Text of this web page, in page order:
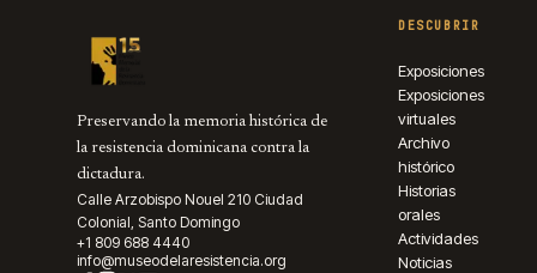
Preservando la memoria histórica de
la resistencia dominicana contra la
dictadura.
Calle Arzobispo Nouel 210 Ciudad
Colonial, Santo Domingo
+1 809 688 4440
info@museodelaresistencia.org
DESCUBRIR
Exposiciones
Exposiciones
virtuales
Archivo
histórico
Historias
orales
Actividades
Noticias